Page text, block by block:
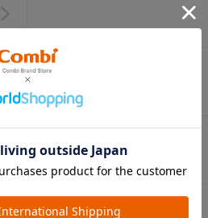
品）
バス・トイレグッ